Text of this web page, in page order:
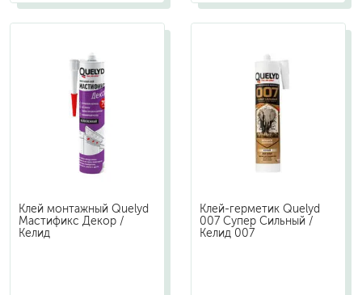
Клей монтажный Quelyd
Мастификс Декор /
Келид
Клей-герметик Quelyd
007 Супер Сильный /
Келид 007